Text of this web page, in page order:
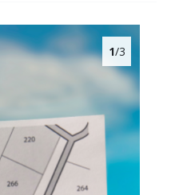
1/3